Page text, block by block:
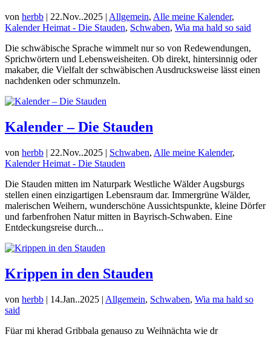
von herbb | 22.Nov..2025 | Allgemein, Alle meine Kalender,
Kalender Heimat - Die Stauden, Schwaben, Wia ma hald so said
Die schwäbische Sprache wimmelt nur so von Redewendungen,
Sprichwörtern und Lebensweisheiten. Ob direkt, hintersinnig oder
makaber, die Vielfalt der schwäbischen Ausdrucksweise lässt einen
nachdenken oder schmunzeln.
Kalender – Die Stauden
von herbb | 22.Nov..2025 | Schwaben, Alle meine Kalender,
Kalender Heimat - Die Stauden
Die Stauden mitten im Naturpark Westliche Wälder Augsburgs
stellen einen einzigartigen Lebensraum dar. Immergrüne Wälder,
malerischen Weihern, wunderschöne Aussichtspunkte, kleine Dörfer
und farbenfrohen Natur mitten in Bayrisch-Schwaben. Eine
Entdeckungsreise durch...
Krippen in den Stauden
von herbb | 14.Jan..2025 | Allgemein, Schwaben, Wia ma hald so
said
Füar mi kherad Gribbala genauso zu Weihnächta wie dr